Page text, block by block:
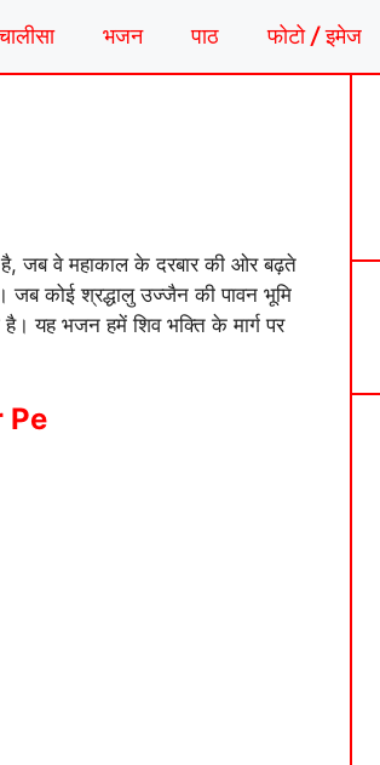
भजन पाठ फोटो / इमेज
जब वे महाकाल के दरबार की ओर बढ़ते
जब कोई श्रद्धालु उज्जैन की पावन भूमि
है। यह भजन हमें शिव भक्ति के मार्ग पर
Pe